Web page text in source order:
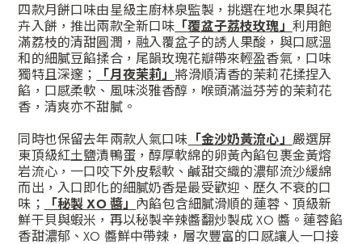
四款月餅口味由星級主廚林泉監製，挑選在地水果與花
卉入餅，推出兩款全新口味 「覆盆子荔枝玫瑰」 利用飽
滿荔枝的清甜圓潤，融入覆盆子的誘人果酸，與口感溫
和的細膩豆餡揉合，尾韻玫瑰花瓣帶來輕盈香氣，口味
獨特且深邃；
「月夜茉莉」 將滑順清香的茉莉花揉捏入
餡，口感柔軟、風味淡雅香醇，喉頭滿溢芬芳的茉莉花
香，清爽亦不甜膩。
同時也保留去年兩款人氣口味 「金沙奶黃流心」 嚴選屏
東頂級紅土鹽漬鴨蛋，醇厚軟綿的卵黃內餡包裹金黃熔
岩流心，一口咬下外皮鬆軟、鹹甜交織的濃郁流沙緩綿
而出，入口即化的細膩奶香是最受歡迎、歷久不衰的口
味；
「秘製 XO 醬」 內餡包含細膩滑順的蓮蓉、頂級新
鮮干貝與蝦米，再以秘製辛辣醬翻炒製成 XO 醬。蓮蓉餡
香甜濃郁、XO 醬鮮中帶辣，層次豐富的口感讓人一口接